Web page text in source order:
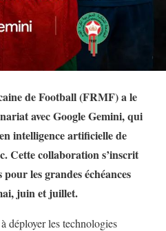
de Football (FRMF) a le
avec Google Gemini, qui
intelligence artificielle de
Cette collaboration s’inscrit
les grandes échéances
juin et juillet.
déployer les technologies